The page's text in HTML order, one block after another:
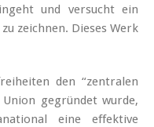
und versucht ein
zeichnen. Dieses Werk
den “zentralen
gegründet wurde,
eine effektive